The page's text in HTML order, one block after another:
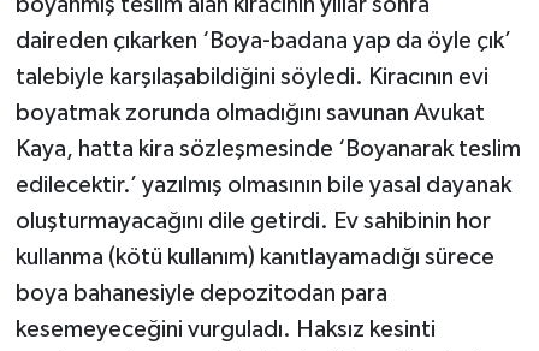
daireden çıkarken ‘Boya-badana yap da öyle çık’
talebiyle karşılaşabildiğini söyledi. Kiracının evi
boyatmak zorunda olmadığını savunan Avukat
Kaya, hatta kira sözleşmesinde ‘Boyanarak teslim
edilecektir.’ yazılmış olmasının bile yasal dayanak
oluşturmayacağını dile getirdi. Ev sahibinin hor
kullanma (kötü kullanım) kanıtlayamadığı sürece
boya bahanesiyle depozitodan para
kesemeyeceğini vurguladı. Haksız kesinti